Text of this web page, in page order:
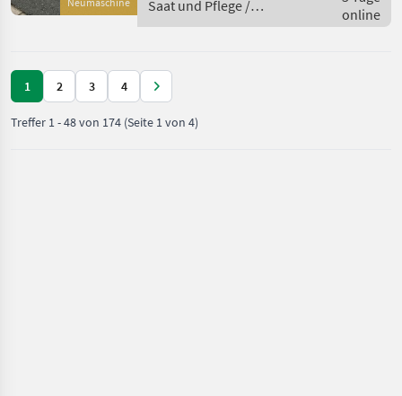
Rahmen 6, 00m -
Reihenabstand 75
Saat und Pflege /
Väderstad
online
1 2 3 4
Treffer 1-48von 174 (Seite 1 von 4)